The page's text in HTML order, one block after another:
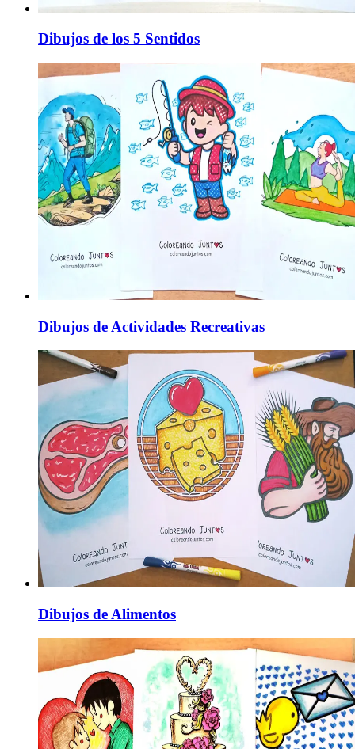
Dibujos de los 5 Sentidos
Dibujos de Actividades Recreativas
Dibujos de Alimentos